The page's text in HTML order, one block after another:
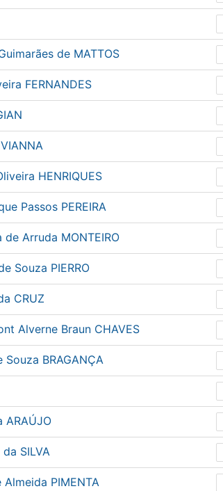
de MATTOS
FERNANDES
HENRIQUES
Passos PEREIRA
de Arruda MONTEIRO
Souza PIERRO
CRUZ
Alverne Braun CHAVES
Souza BRAGANÇA
ARAÚJO
SILVA
PIMENTA